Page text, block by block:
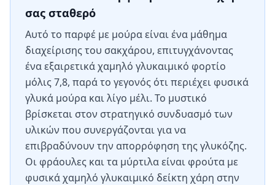
σας σταθερό
Αυτό το παρφέ με μούρα είναι ένα μάθημα
διαχείρισης του σακχάρου, επιτυγχάνοντας
ένα εξαιρετικά χαμηλό γλυκαιμικό φορτίο
μόλις 7,8, παρά το γεγονός ότι περιέχει φυσικά
γλυκά μούρα και λίγο μέλι. Το μυστικό
βρίσκεται στον στρατηγικό συνδυασμό των
υλικών που συνεργάζονται για να
επιβραδύνουν την απορρόφηση της γλυκόζης.
Οι φράουλες και τα μύρτιλα είναι φρούτα με
φυσικά χαμηλό γλυκαιμικό δείκτη χάρη στην